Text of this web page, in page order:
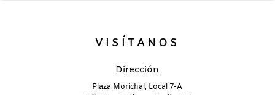
VISÍTANOS
Dirección
Plaza Morichal, Local 7-A